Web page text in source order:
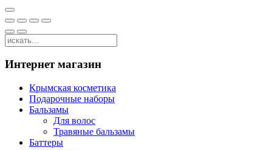
Интернет магазин
Крымская косметика
Подарочные наборы
Бальзамы
Для волос
Травяные бальзамы
Баттеры